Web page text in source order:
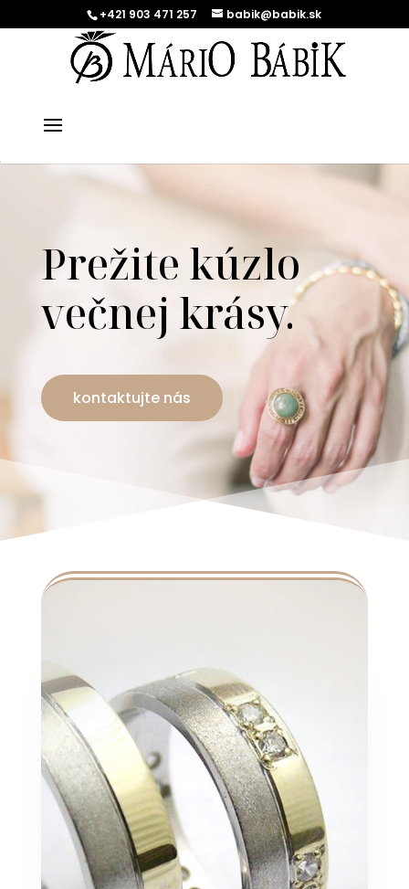
+421 903 471 257 babik@babik.sk
Prežite kúzlo
večnej krásy.
kontaktujte nás